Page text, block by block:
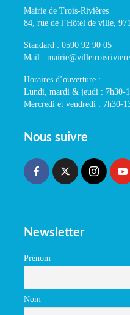
Mairie de Trois-Rivières
84, rue de l’Hôtel de ville,
Standard : 0590 92 90 05
Mail :
Horaires d’ouverture :
Lundi, mardi & jeudi : 7h30-
Mercredi et vendredi : 7h30-
Nous suivre
Newsletter
Prénom
Nom